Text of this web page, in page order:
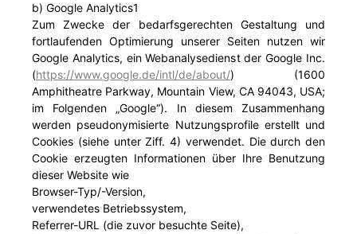
b) Google Analytics1
Zum Zwecke der bedarfsgerechten Gestaltung und
fortlaufenden Optimierung unserer Seiten nutzen wir
Google Analytics, ein Webanalysedienst der Google Inc.
(https://www.google.de/intl/de/about/) (1600
Amphitheatre Parkway, Mountain View, CA 94043, USA;
im Folgenden „Google“). In diesem Zusammenhang
werden pseudonymisierte Nutzungsprofile erstellt und
Cookies (siehe unter Ziff. 4) verwendet. Die durch den
Cookie erzeugten Informationen über Ihre Benutzung
dieser Website wie
Browser-Typ/-Version,
verwendetes Betriebssystem,
Referrer-URL (die zuvor besuchte Seite),